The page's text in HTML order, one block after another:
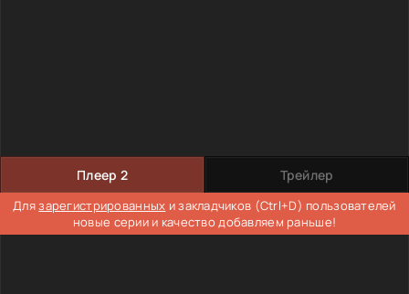
Плеер 2 Трейлер
Длязарегистрированных и закладчиков (Ctrl+D) пользователей
новые серии и качество добавляем раньше!